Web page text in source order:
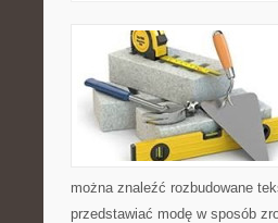
można znaleźć rozbudowane
przedstawiać modę w sposób